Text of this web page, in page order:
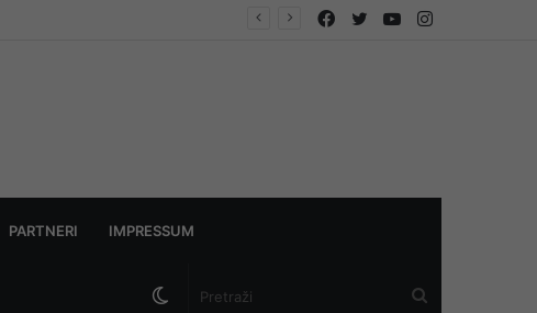
Instagram
YouTube
Twitter
Facebook
PARTNERI IMPRESSUM
Switch